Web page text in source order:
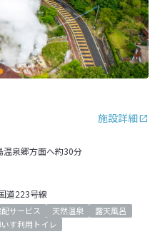
施設詳細
温泉郷方面へ約30分
道223号線
配サービス 天然温泉
露天風呂
す利用トイレ